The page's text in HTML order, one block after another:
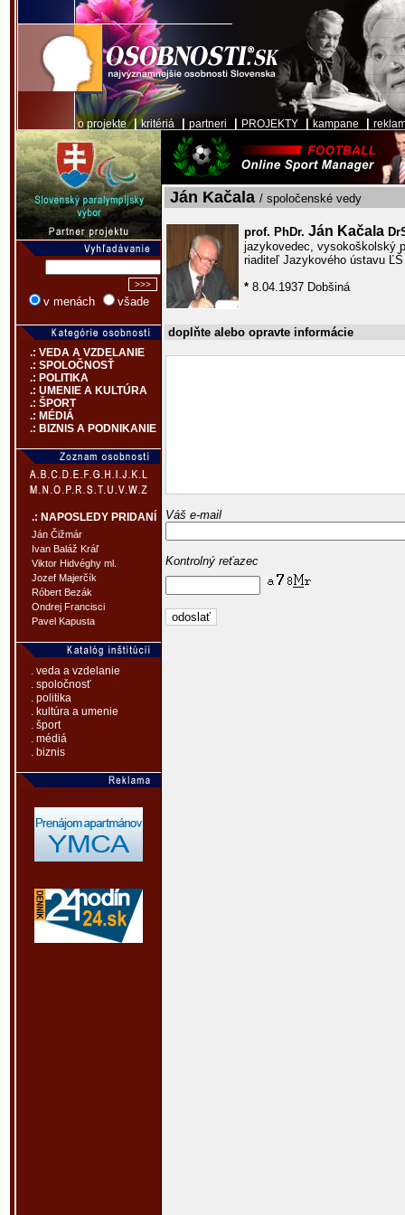
o projekte|kritériá partneri PROJEKTY kampane
v menách všade
.: VEDA A VZDELANIE
.: SPOLOČNOSŤ
.: POLITIKA
.: UMENIE A KULTÚRA
.: ŠPORT
.: MÉDIÁ
.: BIZNIS A PODNIKANIE
.: NAPOSLEDY PRIDANÍ
Ján Čižmár
Ivan Baláž Kráľ
Viktor Hidvéghy ml.
Jozef Majerčík
Róbert Bezák
Ondrej Francisci
Pavel Kapusta
. veda a vzdelanie
. spoločnosť
. politika
. kultúra a umenie
. šport
. médiá
. biznis
Ján Kačala / spoločenské vedy
prof. PhDr. Ján Kačala
jazykovedec, vysokoškolský
riaditeľ Jazykového ústavu
* 8.04.1937 Dobšiná
doplňte alebo opravte informácie
Váš e-mail
Kontrolný reťazec